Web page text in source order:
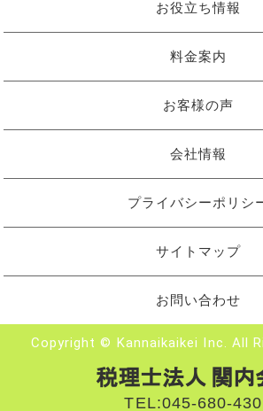
TEL:045-680-
お役立ち情報
料金案内
お客様の声
会社情報
プライバシーポリシ
サイトマップ
お問い合わせ
Copyright © Kannaikaikei Inc. All